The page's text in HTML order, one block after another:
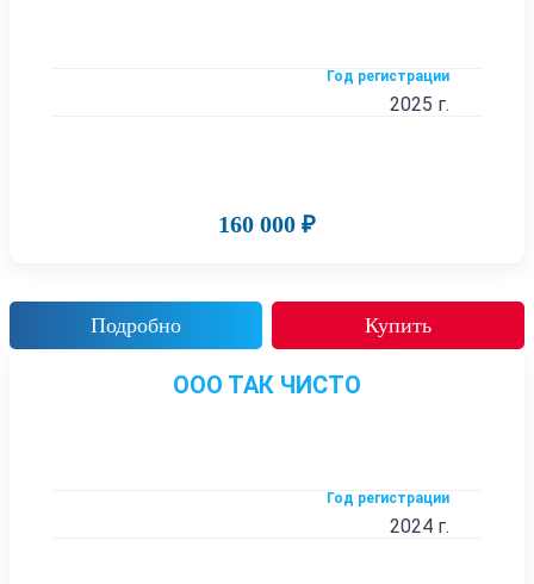
Год регистрации
2025 г.
160 000 ₽
Подробно Купить
ООО ТАК ЧИСТО
Год регистрации
2024 г.